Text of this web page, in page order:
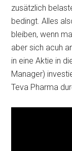
zusätzlich
bedingt. Alles
bleiben, wenn
aber sich acuh
in eine Aktie in
Manager)
Teva Pharma